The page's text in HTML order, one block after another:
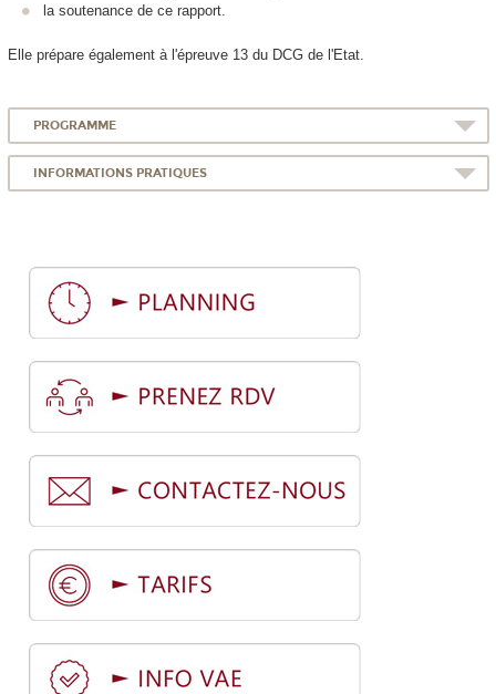
la soutenance de ce rapport.
Elle prépare également à l'épreuve 13 du DCG de l'Etat.
PROGRAMME
INFORMATIONS PRATIQUES